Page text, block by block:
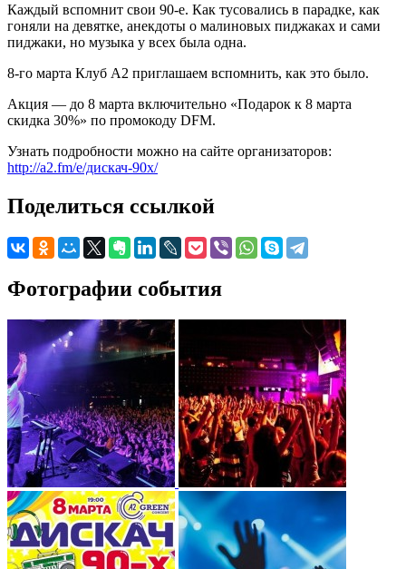
Каждый вспомнит свои 90-е. Как тусовались в парадке, как
гоняли на девятке, анекдоты о малиновых пиджаках и сами
пиджаки, но музыка у всех была одна.
8-го марта Клуб А2 приглашаем вспомнить, как это было.
Акция — до 8 марта включительно «Подарок к 8 марта
скидка 30%» по промокоду DFM.
Узнать подробности можно на сайте организаторов:
http://a2.fm/e/дискач-90х/
Поделиться ссылкой
Фотографии события